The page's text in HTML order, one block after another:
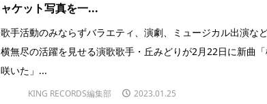
ャケット写真を一...
歌手活動のみならずバラエティ、演劇、ミュージカル出演な
横無尽の活躍を見せる演歌歌手・丘みどりが2月22日に新曲
咲いた」...
KING RECORDS編集部 2023.01.25